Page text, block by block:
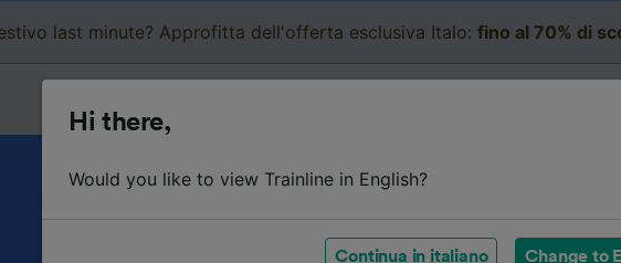
last minute? Approfitta dell'offerta esclusiva Italo: fino al 70% di
Da
Hi there,
Would you like to view Trainline in English?
Continua in italiano Change to